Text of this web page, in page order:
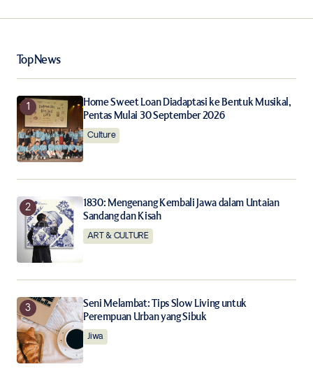
Your Name
Your E-mail*
Save my name, email, and website in this browser for
the next time I comment.
Notify me of follow-up comments by email.
Notify me of new posts by email.
Submit Comment
Top News
Home Sweet Loan Diadaptasi ke Bentuk Musikal,
Pentas Mulai 30 September 2026
Culture
1830: Mengenang Kembali Jawa dalam Untaian
Sandang dan Kisah
ART & CULTURE
Seni Melambat: Tips Slow Living untuk
Perempuan Urban yang Sibuk
Jiwa